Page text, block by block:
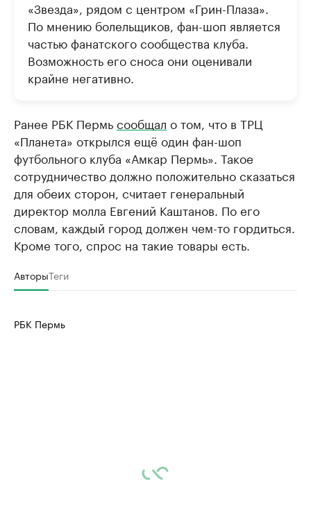
«Звезда», рядом с центром «Грин-Плаза».
По мнению болельщиков, фан-шоп является
частью фанатского сообщества клуба.
Возможность его сноса они оценивали
крайне негативно.
Ранее РБК Пермьсообщал о том, что в ТРЦ
«Планета» открылся ещё один фан-шоп
футбольного клуба «Амкар Пермь». Такое
сотрудничество должно положительно сказаться
для обеих сторон, считает генеральный
директор молла Евгений Каштанов. По его
словам, каждый город должен чем-то гордиться.
Кроме того, спрос на такие товары есть.
АвторыТеги
РБК Пермь